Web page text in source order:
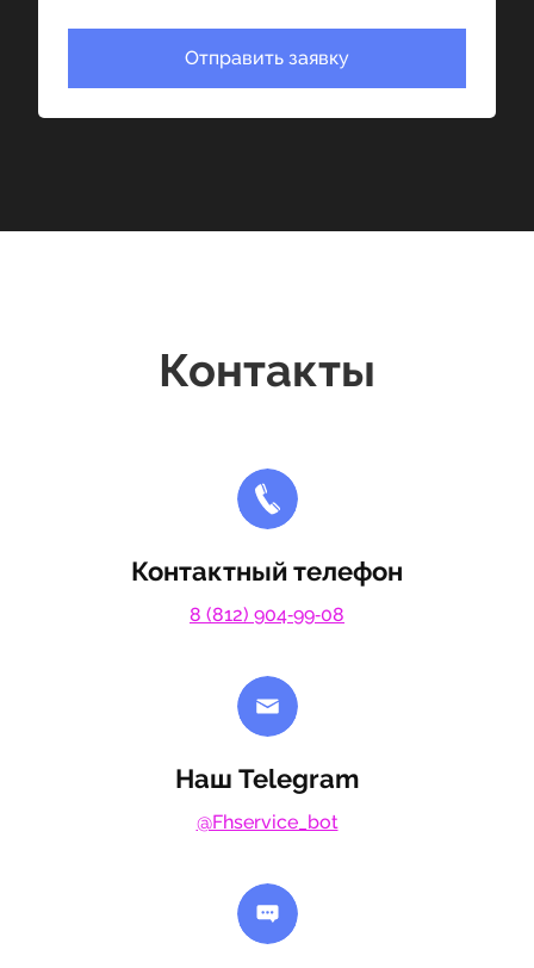
Отправить заявку
Контакты
Контактный телефон
8 (812) 904‑99‑08
Наш Telegram
@Fhservice_bot